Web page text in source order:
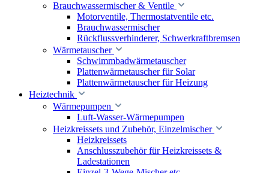
Brauchwassermischer & Ventile
Motorventile, Thermostatventile etc.
Brauchwassermischer
Rückflussverhinderer, Schwerkraftbremsen
Wärmetauscher
Schwimmbadwärmetauscher
Plattenwärmetauscher für Solar
Plattenwärmetauscher für Heizung
Heiztechnik
Wärmepumpen
Luft-Wasser-Wärmepumpen
Heizkreissets und Zubehör, Einzelmischer
Heizkreissets
Anschlusszubehör für Heizkreissets &
Ladestationen